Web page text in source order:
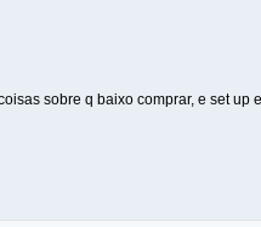
sobre q baixo comprar, e set up